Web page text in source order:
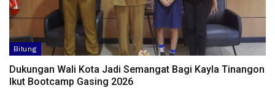
Bitung
Dukungan Wali Kota Jadi Semangat Bagi Kayla Tinangon
Ikut Bootcamp Gasing 2026